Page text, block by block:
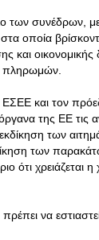
των συνέδρων,
οποία
και οικονομικής
πληρωμών.
ΕΣΕΕ και τον
της ΕΕ τις
των
των
ότι χρειάζεται
να